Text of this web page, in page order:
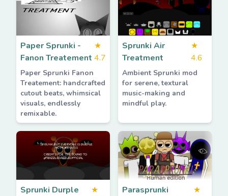
Paper Sprunki -
Fanon Treatement
★
4.7
Paper Sprunki Fanon
Treatement: handcrafted
cutout beats, whimsical
visuals, endlessly
remixable.
Sprunki Air
Treatment
★
4.6
Ambient Sprunki mod
for serene, textural
music-making and
mindful play.
Sprunki Durple
★
Parasprunki
★